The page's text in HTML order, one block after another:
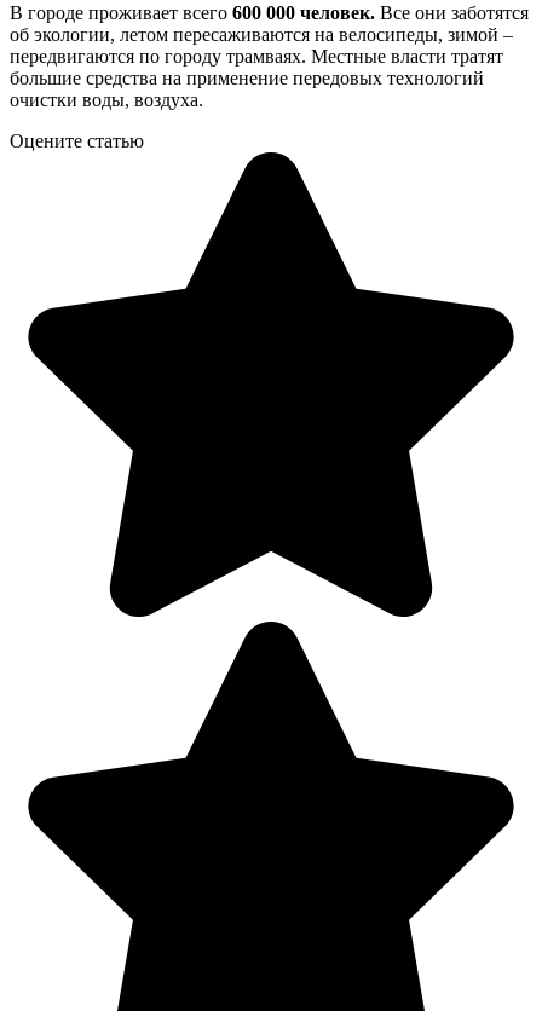
В городе проживает всего 600 000 человек. Все они заботятся
об экологии, летом пересаживаются на велосипеды, зимой –
передвигаются по городу трамваях. Местные власти тратят
большие средства на применение передовых технологий
очистки воды, воздуха.
Оцените статью